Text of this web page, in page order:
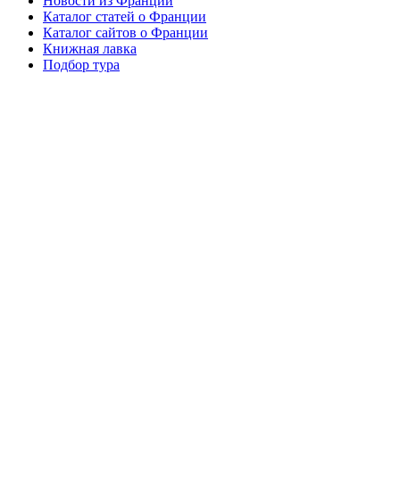
Каталог статей о Франции
Каталог сайтов о Франции
Книжная лавка
Подбор тура